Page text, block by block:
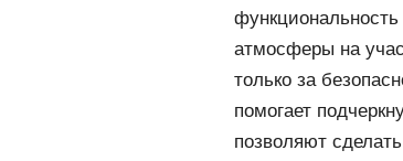
атмосферы на
только за
помогает
позволяют